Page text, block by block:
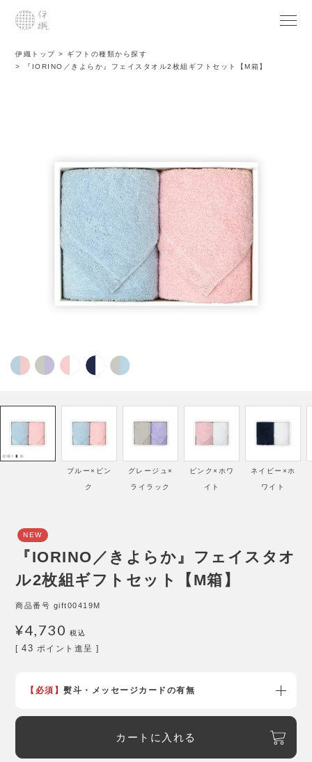
伊織トップ
ギフトの種類から探す
『IORINO／きよらか』フェイスタオル2枚組ギフトセット【M箱】
ブルー×ピン
ク
グレージュ×
ライラック
ピンク×ホワ
イト
ネイビー×ホ
ワイト
NEW
『IORINO／きよらか』フェイスタオ
ル2枚組ギフトセット【M箱】
商品番号 gift00419M
¥4,730 税込
[ 43 ポイント進呈 ]
【必須】熨斗・メッセージカードの有無
カートに入れる